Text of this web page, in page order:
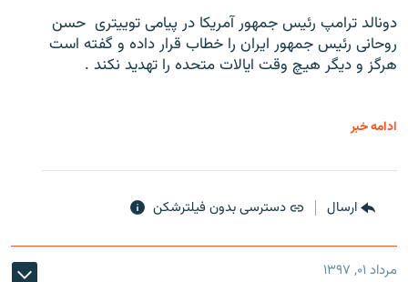
دونالد ترامپ رئیس جمهور آمریکا در پیامی توییتری ‌ حسن
روحانی رئیس جمهور ایران را خطاب قرار داده و گفته است
هرگز و دیگر هیچ وقت ایالات متحده را تهدید نکند .
ادامه خبر
ارسال دسترسی بدون فیلترشکن
مرداد ۰۱, ۱۳۹۷